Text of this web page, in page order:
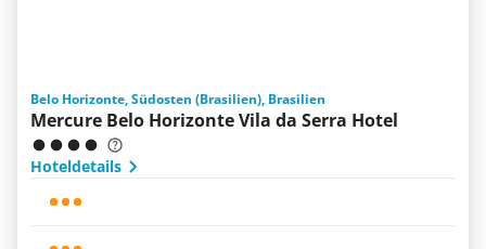
Belo Horizonte, Südosten (Brasilien), Brasilien
Mercure Belo Horizonte Vila da Serra Hotel
Hoteldetails